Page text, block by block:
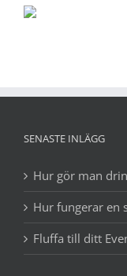
SENASTE INLÄGG
Hur gör man
Hur fungerar en
Fluffa till ditt